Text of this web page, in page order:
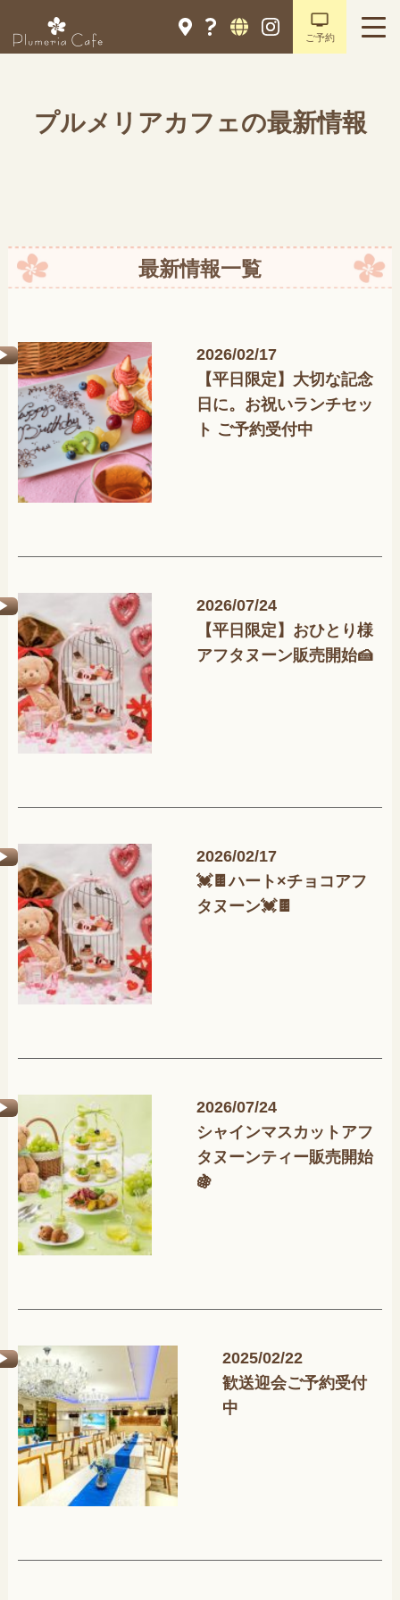
ご予約
プルメリアカフェの最新情報
最新情報一覧
2026/02/17
【平日限定】大切な記念
日に。お祝いランチセッ
ト ご予約受付中
2026/07/24
【平日限定】おひとり様
アフタヌーン販売開始🍰
2026/02/17
💓🍫ハート×チョコアフ
タヌーン💓🍫
2026/07/24
シャインマスカットアフ
タヌーンティー販売開始
🍇
2025/02/22
歓送迎会ご予約受付
中